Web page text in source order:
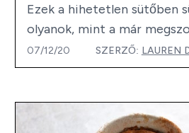
Ezek a hihetetlen sütőben
olyanok, mint a már
07/12/20 SZERZŐ: LAUREN